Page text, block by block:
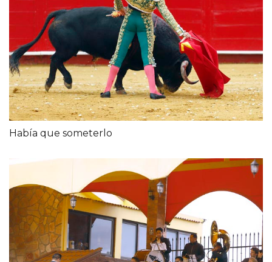
Había que someterlo